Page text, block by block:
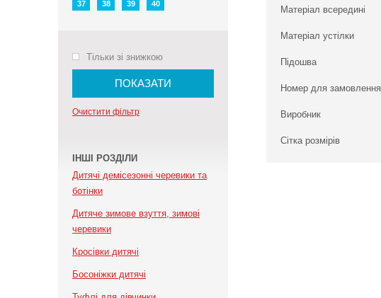
Матеріал всередині
Матеріал устілки
Підошва
Номер для замовлення
Виробник
Сітка розмірів
37 38 39 40
Тільки зі знижкою
ПОКАЗАТИ
Очистити фільтр
ІНШІ РОЗДІЛИ
Дитячі демісезонні черевики та
ботінки
Дитяче зимове взуття, зимові
черевики
Кросівки дитячі
Босоніжки дитячі